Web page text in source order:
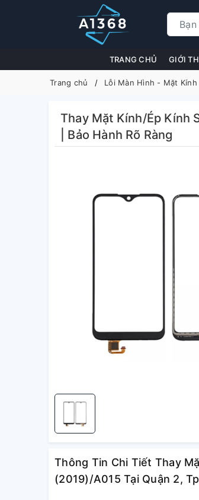
TRANG CHỦ GIỚI
Trang chủ Lỗi Màn Hình - Mặt Kính
Thay Mặt Kính/Ép Kính
| Bảo Hành Rõ Ràng
Thông Tin Chi Tiết Thay
(2019)/A015 Tại Quận 2,